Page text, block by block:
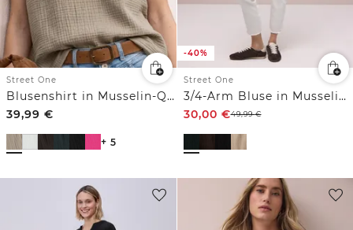
Street One
Blusenshirt in Musselin-Qualität
39,99 €
+ 5
-40%
Street One
3/4-Arm Bluse in Musselinqualität
30,00 €49,99€